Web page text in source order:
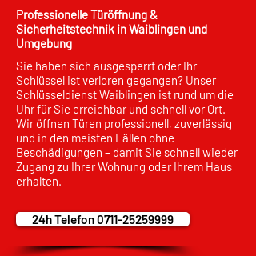
Professionelle Türöffnung &
Sicherheitstechnik in Waiblingen und
Umgebung
Sie haben sich ausgesperrt oder Ihr
Schlüssel ist verloren gegangen? Unser
Schlüsseldienst Waiblingen ist rund um die
Uhr für Sie erreichbar und schnell vor Ort.
Wir öffnen Türen professionell, zuverlässig
und in den meisten Fällen ohne
Beschädigungen – damit Sie schnell wieder
Zugang zu Ihrer Wohnung oder Ihrem Haus
erhalten.
24h Telefon 0711-25259999